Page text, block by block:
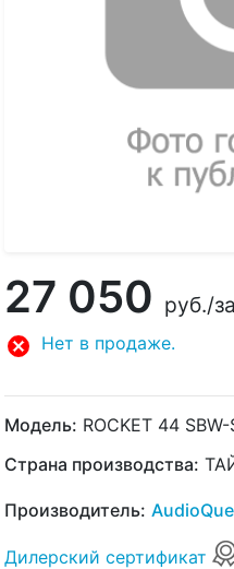
27 050 руб./
Нет в продаже.
Модель: ROCKET 44 SBW-
Страна производства:
Производитель:
Дилерский сертификат